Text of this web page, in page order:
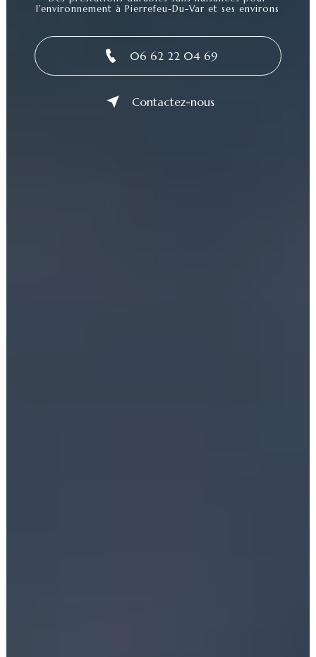
l'environnement à Pierrefeu-Du-Var et ses environs
06 62 22 04 69
Contactez-nous